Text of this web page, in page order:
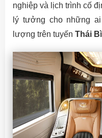
nghiệp và lịch trình cố
lý tưởng cho những
lượng trên tuyến Thái